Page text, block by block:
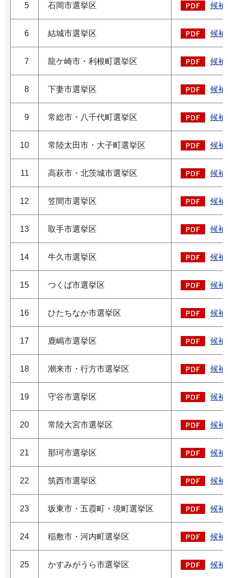
5 石岡市選挙区 候
6 結城市選挙区 候
7 龍ケ崎市・利根町選挙区 候
8 下妻市選挙区 候
9 常総市・八千代町選挙区 候
10 常陸太田市・大子町選挙区 候
11 高萩市・北茨城市選挙区 候
12 笠間市選挙区 候
13 取手市選挙区 候
14 牛久市選挙区 候
15 つくば市選挙区 候
16 ひたちなか市選挙区 候
17 鹿嶋市選挙区 候
18 潮来市・行方市選挙区 候
19 守谷市選挙区 候
20 常陸大宮市選挙区 候
21 那珂市選挙区 候
22 筑西市選挙区 候
23 坂東市・五霞町・境町選挙区 候
24 稲敷市・河内町選挙区 候
25 かすみがうら市選挙区 候